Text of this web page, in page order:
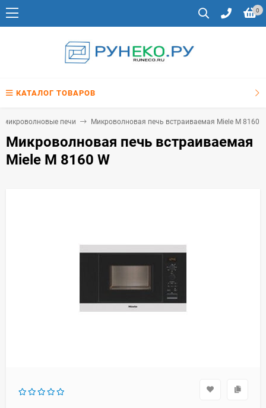
0
КАТАЛОГ ТОВАРОВ
микроволновые печи Микроволновая печь встраиваемая Miele M 8160
Микроволновая печь встраиваемая
Miele M 8160 W